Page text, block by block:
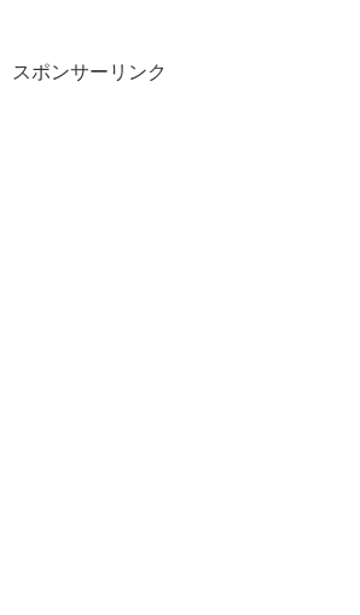
スポンサーリンク